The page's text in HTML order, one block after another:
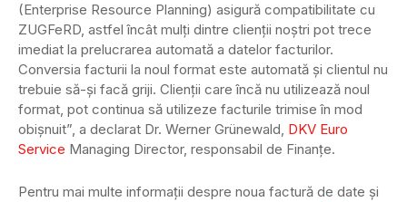
(Enterprise Resource Planning) asigură compatibilitate cu
ZUGFeRD, astfel încât mulți dintre clienții noștri pot trece
imediat la prelucrarea automată a datelor facturilor.
Conversia facturii la noul format este automată și clientul nu
trebuie să-și facă griji. Clienții care încă nu utilizează noul
format, pot continua să utilizeze facturile trimise în mod
obișnuit”, a declarat Dr. Werner Grünewald, DKV Euro
Service Managing Director, responsabil de Finanțe.
Pentru mai multe informații despre noua factură de date și